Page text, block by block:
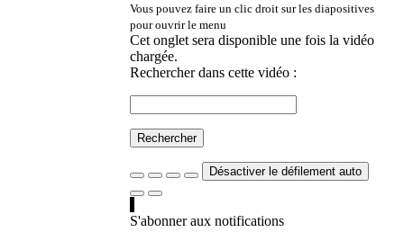
Vous pouvez faire un clic droit sur les diapositives
pour ouvrir le menu
Cet onglet sera disponible une fois la vidéo
chargée.
Rechercher dans cette vidéo :
Rechercher
Désactiver le défilement auto
S'abonner aux notifications